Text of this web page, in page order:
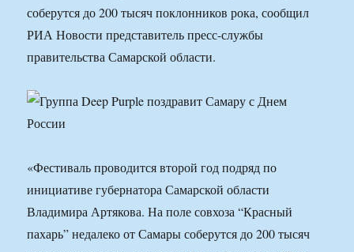
соберутся до 200 тысяч поклонников рока, сообщил
РИА Новости представитель пресс-службы
правительства Самарской области.
«Фестиваль проводится второй год подряд по
инициативе губернатора Самарской области
Владимира Артякова. На поле совхоза “Красный
пахарь” недалеко от Самары соберутся до 200 тысяч